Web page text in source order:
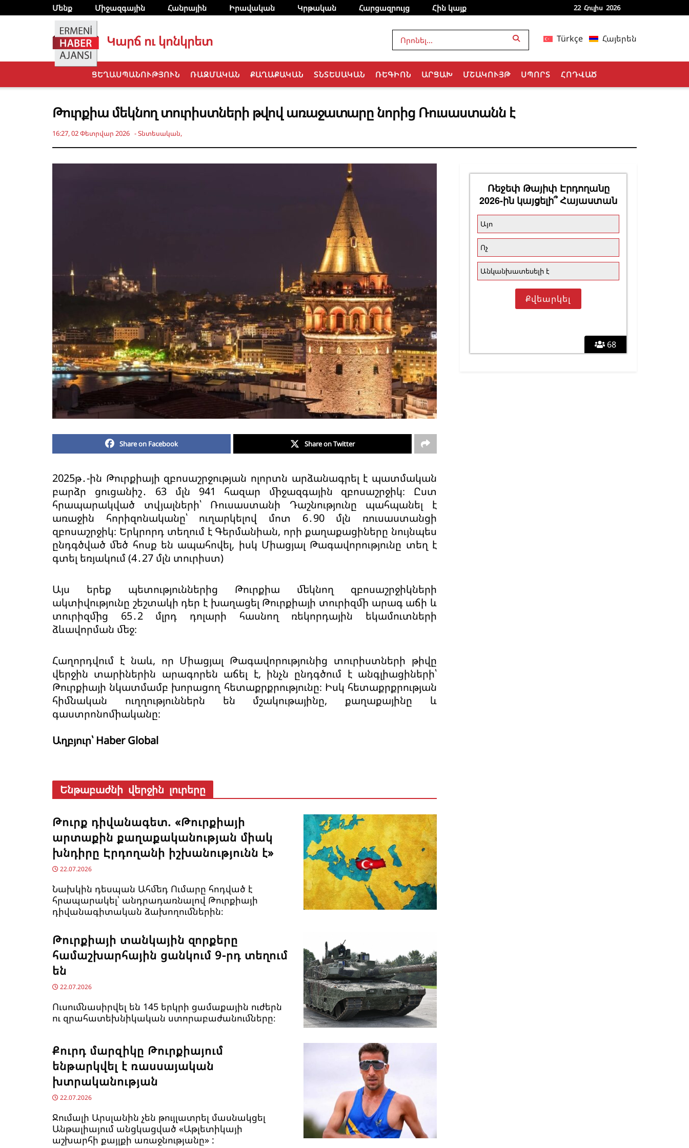
Մենք Միջազգային Հանրային Իրավական Կրթական Հարցազրույց Հին կայք 22 Հուլիս 2026
Կարճ ու կոնկրետ Türkçe Հայերեն
ՑԵՂԱՍՊԱՆՈՒԹՅՈՒՆ ՌԱԶՄԱԿԱՆ ՔԱՂԱՔԱԿԱՆ ՏՆՏԵՍԱԿԱՆ ՌԵԳԻՈՆ ԱՐՑԱԽ ՄՇԱԿՈՒՅԹ ՍՊՈՐՏ ՀՈԴՎԱԾ
Թուրքիա մեկնող տուրիստների թվով առաջատարը նորից Ռուսաստանն է
16:27, 02 Փետրվար 2026 -Տնտեսական,
Share on Facebook Share on Twitter
2025թ․-ին Թուրքիայի զբոսաշրջության ոլորտն արձանագրել է պատմական
բարձր ցուցանիշ․ 63 մլն 941 հազար միջազգային զբոսաշրջիկ։ Ըստ
հրապարակված տվյալների՝ Ռուսաստանի Դաշնությունը պահպանել է
առաջին հորիզոնականը՝ ուղարկելով մոտ 6․90 մլն ռուսաստանցի
զբոսաշրջիկ։ Երկրորդ տեղում է Գերմանիան, որի քաղաքացիները նույնպես
ընդգծված մեծ հոսք են ապահովել, իսկ Միացյալ Թագավորությունը տեղ է
գտել եռյակում (4․27 մլն տուրիստ)
Այս երեք պետություններից Թուրքիա մեկնող զբոսաշրջիկների
ակտիվությունը շեշտակի դեր է խաղացել Թուրքիայի տուրիզմի արագ աճի և
տուրիզմից 65․2 մլրդ դոլարի հասնող ռեկորդային եկամուտների
ձևավորման մեջ։
Հաղորդվում է նաև, որ Միացյալ Թագավորությունից տուրիստների թիվը
վերջին տարիներին արագորեն աճել է, ինչն ընդգծում է անգլիացիների՝
Թուրքիայի նկատմամբ խորացող հետաքրքրությունը։ Իսկ հետաքրքրության
հիմնական ուղղություններն են մշակութայինը, քաղաքայինը և
գաստրոնոմիականը։
Աղբյուր՝ Haber Global
Ենթաբաժնի վերջին լուրերը
Թուրք դիվանագետ. «Թուրքիայի
արտաքին քաղաքականության միակ
խնդիրը Էրդողանի իշխանությունն է»
22.07.2026
Նախկին դեսպան Ահմեդ Ումարը հոդված է
հրապարակել՝ անդրադառնալով Թուրքիայի
դիվանագիտական ձախողումներին։
Թուրքիայի տանկային զորքերը
համաշխարհային ցանկում 9-րդ տեղում
են
22.07.2026
Ուսումնասիրվել են 145 երկրի ցամաքային ուժերն
ու զրահատեխնիկական ստորաբաժանումները։
Քուրդ մարզիկը Թուրքիայում
ենթարկվել է ռասսայական
խտրականության
22.07.2026
Ջումալի Արսլանին չեն թույլատրել մասնակցել
Անթալիայում անցկացված «Աթլետիկայի
աշխարհի քայլքի առաջնությանը» :
68
Ռեջեփ Թայիփ Էրդողանը
2026-ին կայցելի՞ Հայաստան
Այո
Ոչ
Անկանխատեսելի է